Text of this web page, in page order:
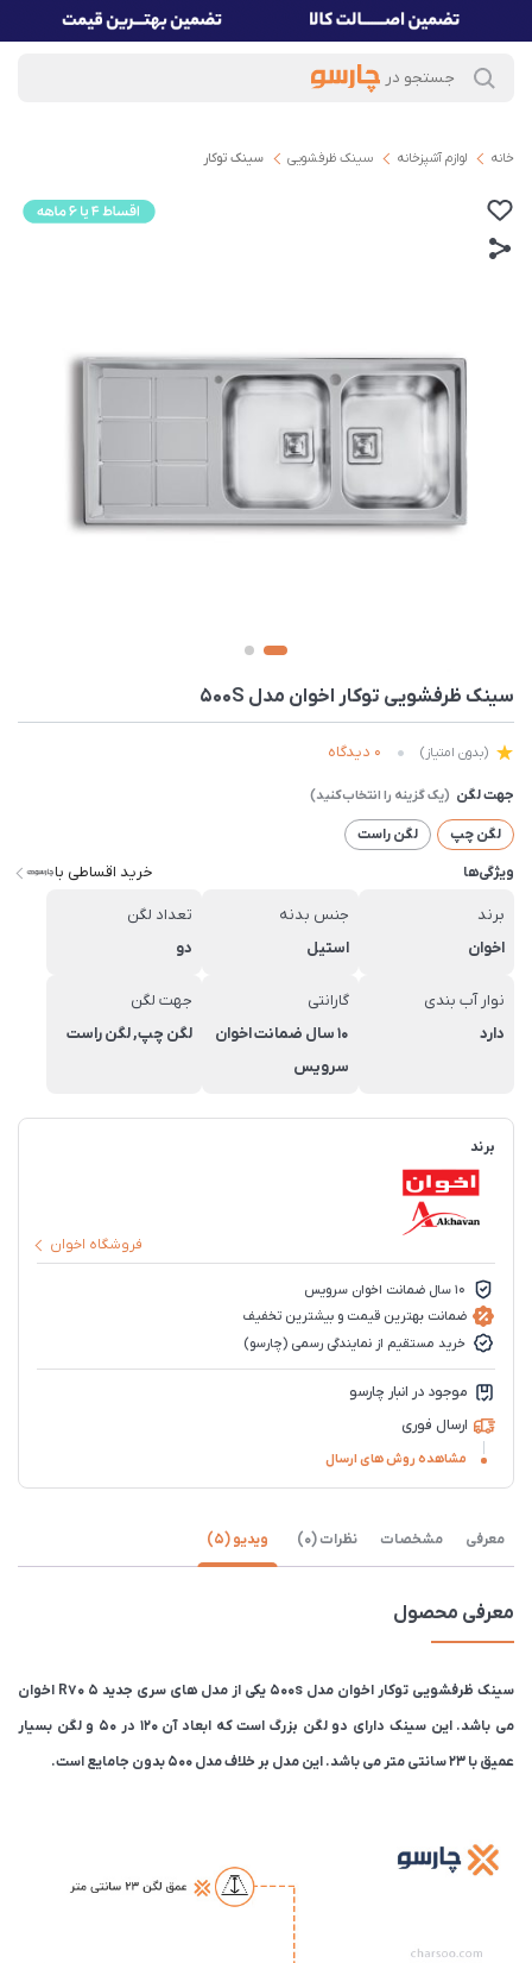
خانه لوازم آشپزخانه سینک ظرفشویی سینک توکار
سینک ظرفشویی توکار اخوان مدل 500S
(بدون امتیاز) 0 دیدگاه
جهت لگن
لگن چپ
لگن راست
ویژگی‌ها
خرید اقساطی با
برند
اخوان
جنس بدنه
استیل
تعداد لگن
دو
نوار آب بندی
دارد
گارانتی
10 سال ضمانت اخوان
سرویس
جهت لگن
لگن چپ, لگن راست
برند
فروشگاه اخوان
10 سال ضمانت اخوان سرویس
ضمانت بهترین قیمت و بیشترین تخفیف
خرید مستقیم از نمایندگی رسمی (چارسو)
موجود در انبار چارسو
ارسال فوری
مشاهده روش های ارسال
معرفی مشخصات نظرات (0) ویدیو (5)
معرفی محصول
سینک ظرفشویی توکار اخوان مدل 500s یکی از مدل های سری جدید 5 R70 اخوان
می باشد. این سینک دارای دو لگن بزرگ است که ابعاد آن 120 در 50 و لگن بسیار
عمیق با 23 سانتی متر می باشد. این مدل بر خلاف مدل 500 بدون جامایع است.